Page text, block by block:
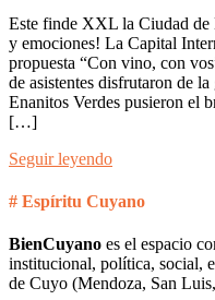
Este finde XXL la Ciudad de
y emociones! La Capital
propuesta “Con vino, con
de asistentes disfrutaron de
Enanitos Verdes pusieron el
[…]
Seguir leyendo
# Espíritu Cuyano
BienCuyano es el espacio
institucional, política, social,
de Cuyo (Mendoza, San